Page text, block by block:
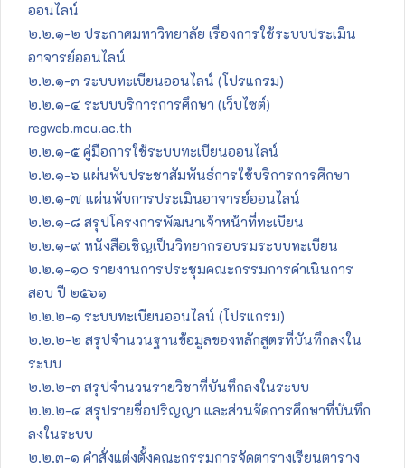
ออนไลน์
๒.๒.๑-๒ ประกาศมหาวิทยาลัย เรื่องการใช้ระบบประเมิน
อาจารย์ออนไลน์
๒.๒.๑-๓ ระบบทะเบียนออนไลน์ (โปรแกรม)
๒.๒.๑-๔ ระบบบริการการศึกษา (เว็บไซต์)
regweb.mcu.ac.th
๒.๒.๑-๕ คู่มือการใช้ระบบทะเบียนออนไลน์
๒.๒.๑-๖ แผ่นพับประชาสัมพันธ์การใช้บริการการศึกษา
๒.๒.๑-๗ แผ่นพับการประเมินอาจารย์ออนไลน์
๒.๒.๑-๘ สรุปโครงการพัฒนาเจ้าหน้าที่ทะเบียน
๒.๒.๑-๙ หนังสือเชิญเป็นวิทยากรอบรมระบบทะเบียน
๒.๒.๑-๑๐ รายงานการประชุมคณะกรรมการดำเนินการ
สอบ ปี ๒๕๖๑
๒.๒.๒-๑ ระบบทะเบียนออนไลน์ (โปรแกรม)
๒.๒.๒-๒ สรุปจำนวนฐานข้อมูลของหลักสูตรที่บันทึกลงใน
ระบบ
๒.๒.๒-๓ สรุปจำนวนรายวิชาที่บันทึกลงในระบบ
๒.๒.๒-๔ สรุปรายชื่อปริญญา และส่วนจัดการศึกษาที่บันทึก
ลงในระบบ
๒.๒.๓-๑ คำสั่งแต่งตั้งคณะกรรมการจัดตารางเรียนตาราง